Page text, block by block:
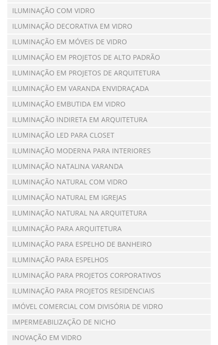
ILUMINAÇÃO COM VIDRO
ILUMINAÇÃO DECORATIVA EM VIDRO
ILUMINAÇÃO EM MÓVEIS DE VIDRO
ILUMINAÇÃO EM PROJETOS DE ALTO PADRÃO
ILUMINAÇÃO EM PROJETOS DE ARQUITETURA
ILUMINAÇÃO EM VARANDA ENVIDRAÇADA
ILUMINAÇÃO EMBUTIDA EM VIDRO
ILUMINAÇÃO INDIRETA EM ARQUITETURA
ILUMINAÇÃO LED PARA CLOSET
ILUMINAÇÃO MODERNA PARA INTERIORES
ILUMINAÇÃO NATALINA VARANDA
ILUMINAÇÃO NATURAL COM VIDRO
ILUMINAÇÃO NATURAL EM IGREJAS
ILUMINAÇÃO NATURAL NA ARQUITETURA
ILUMINAÇÃO PARA ARQUITETURA
ILUMINAÇÃO PARA ESPELHO DE BANHEIRO
ILUMINAÇÃO PARA ESPELHOS
ILUMINAÇÃO PARA PROJETOS CORPORATIVOS
ILUMINAÇÃO PARA PROJETOS RESIDENCIAIS
IMÓVEL COMERCIAL COM DIVISÓRIA DE VIDRO
IMPERMEABILIZAÇÃO DE NICHO
INOVAÇÃO EM VIDRO